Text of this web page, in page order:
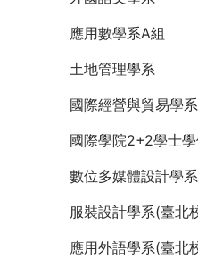
應用數學系A組
土地管理學系
國際經營與貿易學系
國際學院2+2學士
數位多媒體設計學系
服裝設計學系(臺北
應用外語學系(臺北